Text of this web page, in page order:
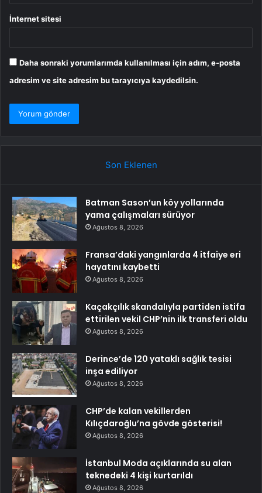
İnternet sitesi
Daha sonraki yorumlarımda kullanılması için adım, e-posta
adresim ve site adresim bu tarayıcıya kaydedilsin.
Son Eklenen
Batman Sason’un köy yollarında
yama çalışmaları sürüyor
Ağustos 8, 2026
Fransa’daki yangınlarda 4 itfaiye eri
hayatını kaybetti
Ağustos 8, 2026
Kaçakçılık skandalıyla partiden istifa
ettirilen vekil CHP’nin ilk transferi oldu
Ağustos 8, 2026
Derince’de 120 yataklı sağlık tesisi
inşa ediliyor
Ağustos 8, 2026
CHP’de kalan vekillerden
Kılıçdaroğlu’na gövde gösterisi!
Ağustos 8, 2026
İstanbul Moda açıklarında su alan
teknedeki 4 kişi kurtarıldı
Ağustos 8, 2026